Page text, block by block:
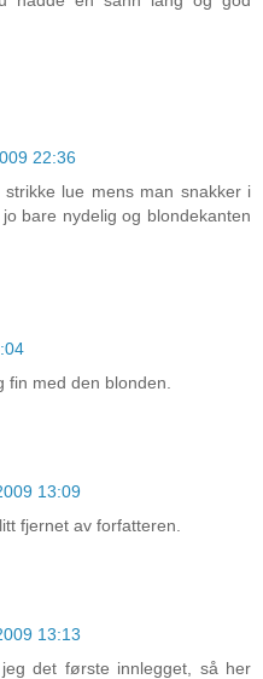
22:36
lue mens man snakker i
bare nydelig og blondekanten
fin med den blonden.
13:09
fjernet av forfatteren.
13:13
det første innlegget, så her